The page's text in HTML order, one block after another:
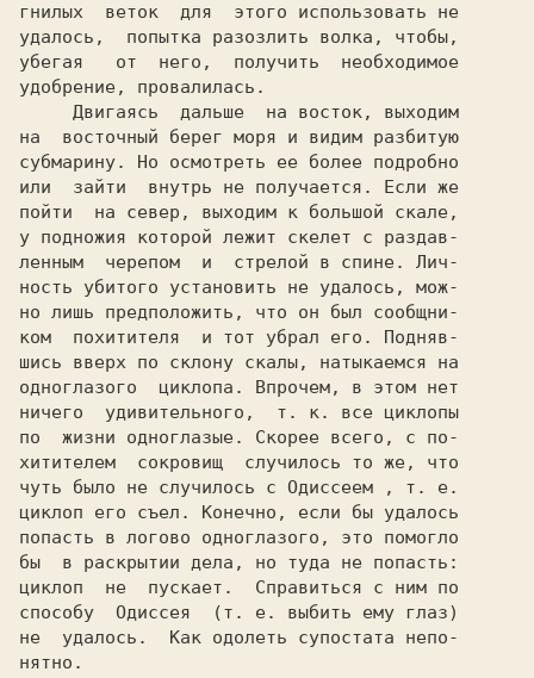
гнилых  веток  для  этого использовать не
удалось,  попытка разозлить волка, чтобы,
убегая   от  него,  получить  необходимое
удобрение, провалилась.
на  восточный берег моря и видим разбитую
субмарину. Но осмотреть ее более подробно
или  зайти  внутрь не получается. Если же
пойти  на север, выходим к большой скале,
у подножия которой лежит скелет с раздав-
ленным  черепом  и  стрелой в спине. Лич-
ность убитого установить не удалось, мож-
но лишь предположить, что он был сообщни-
ком  похитителя  и тот убрал его. Подняв-
шись вверх по склону скалы, натыкаемся на
одноглазого  циклопа. Впрочем, в этом нет
ничего  удивительного,  т. к. все циклопы
по  жизни одноглазые. Скорее всего, с по-
хитителем  сокровищ  случилось то же, что
чуть было не случилось с Одиссеем , т. е.
циклоп его съел. Конечно, если бы удалось
попасть в логово одноглазого, это помогло
бы  в раскрытии дела, но туда не попасть:
циклоп  не  пускает.  Справиться с ним по
способу  Одиссея  (т. е. выбить ему глаз)
не  удалось.  Kак одолеть супостата непо-
нятно.